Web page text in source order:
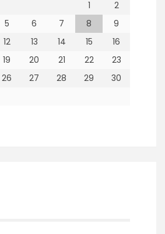
1
2
5 6 7 8
9
12 13 14 15
16
19 20 21 22
23
26 27 28 29
30